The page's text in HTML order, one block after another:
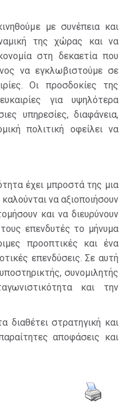
με συνέπεια και
της χώρας και να
στη δεκαετία που
να εγκλωβιστούμε σε
Οι προσδοκίες της
για υψηλότερα
υπηρεσίες, διαφάνεια,
πολιτική οφείλει να
έχει μπροστά της μια
να αξιοποιήσουν
και να διευρύνουν
επενδυτές το μήνυμα
προοπτικές και ένα
επενδύσεις. Σε αυτή
συνομιλητής
και την
διαθέτει στρατηγική και
αποφάσεις και